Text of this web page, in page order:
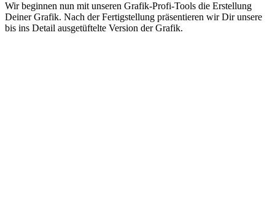
Wir beginnen nun mit unseren Grafik-Profi-Tools die Erstellung
Deiner Grafik. Nach der Fertigstellung präsentieren wir Dir unsere
bis ins Detail ausgetüftelte Version der Grafik.